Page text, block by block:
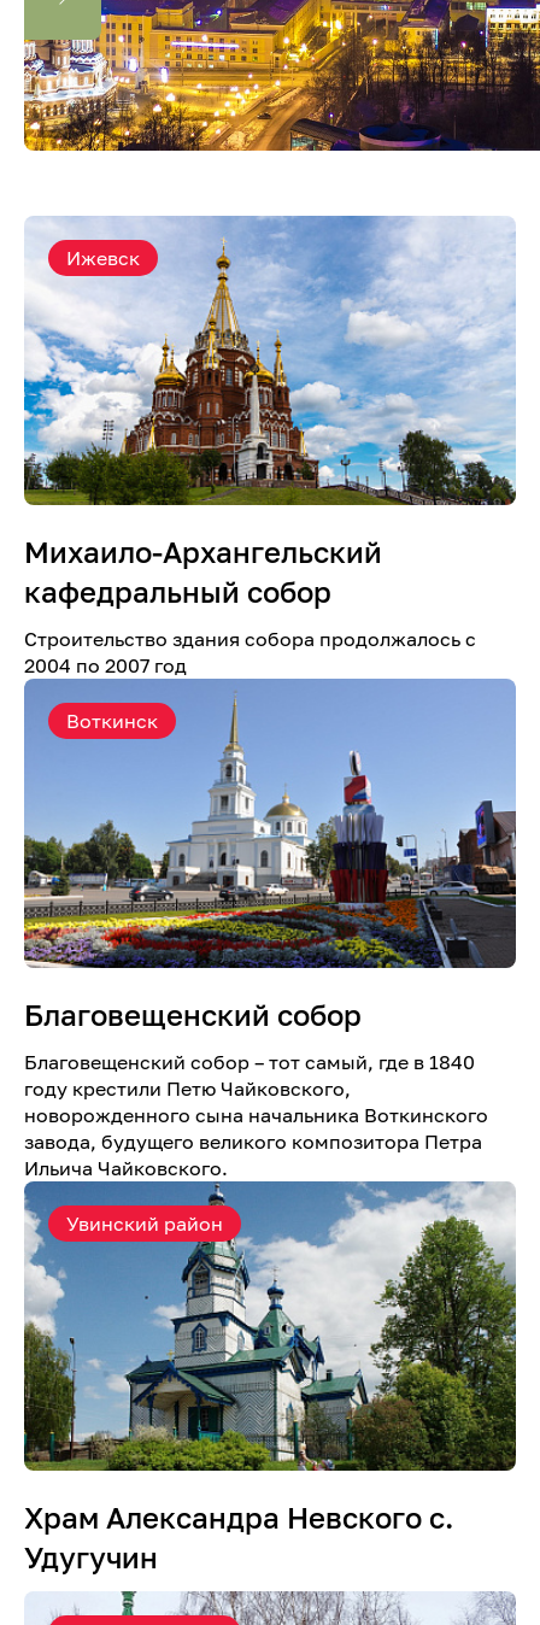
Ижевск
Михаило-Архангельский
кафедральный собор
Строительство здания собора продолжалось с
2004 по 2007 год
Воткинск
Благовещенский собор
Благовещенский собор – тот самый, где в 1840
году крестили Петю Чайковского,
новорожденного сына начальника Воткинского
завода, будущего великого композитора Петра
Ильича Чайковского.
Увинский район
Храм Александра Невского с.
Удугучин